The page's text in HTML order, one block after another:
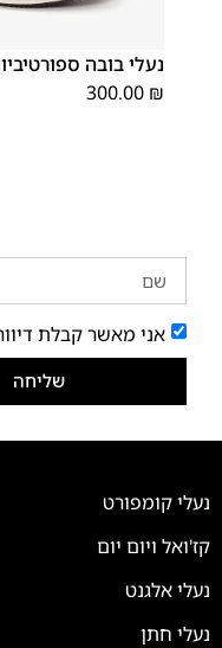
נעלי בובה ספורטיביות
300.00 ₪
אני מאשר קבלת
שליחה
נעלי קומפורט
קז'ואל ויום יום
נעלי אלגנט
נעלי חתן